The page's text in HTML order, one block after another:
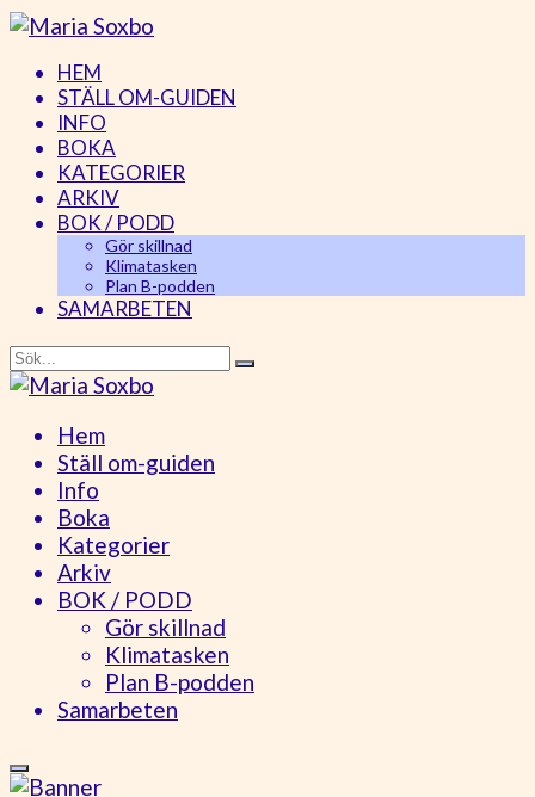
HEM
STÄLL OM-GUIDEN
INFO
BOKA
KATEGORIER
ARKIV
BOK / PODD
Gör skillnad
Klimatasken
Plan B-podden
SAMARBETEN
Hem
Ställ om-guiden
Info
Boka
Kategorier
Arkiv
BOK / PODD
Gör skillnad
Klimatasken
Plan B-podden
Samarbeten